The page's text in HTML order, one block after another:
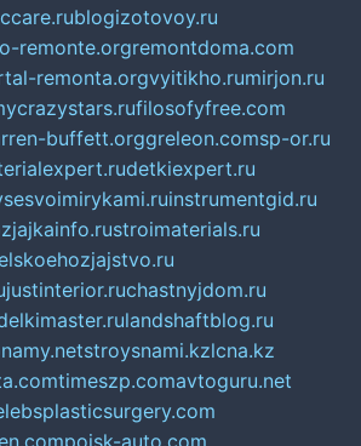
blogizotovoy.ru
o-remonte.orgremontdoma.com
remonta.orgvyitikho.rumirjon.ru
filosofyfree.com
buffett.orggreleon.comsp-or.ru
detkiexpert.ru
instrumentgid.ru
stroimaterials.ru
justinterior.ruchastnyjdom.ru
landshaftblog.ru
stroysnami.kzlcna.kz
timeszp.comavtoguru.net
poisk-auto.com